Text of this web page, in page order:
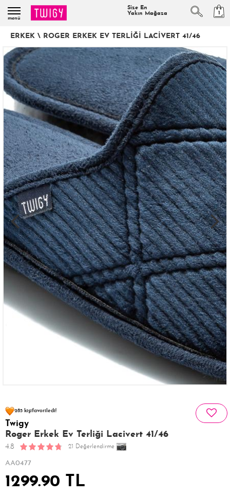
menü
Size En
Yakın Mağaza
1
ERKEK \ ROGER ERKEK EV TERLIĞI LACIVERT 41/46
285 kişifavoriledi!
44 kişi
240 kişi
Twigy
Roger Erkek Ev Terliği Lacivert 41/46
4.8 21 Değerlendirme
AA0477
1299.90 TL